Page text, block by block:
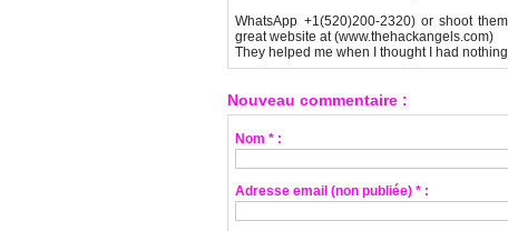
WhatsApp +1(520)200-2320) or shoot
great website at (www.thehackangels.com)
They helped me when I thought I had
Nouveau commentaire :
Nom * :
Adresse email (non publiée) * :